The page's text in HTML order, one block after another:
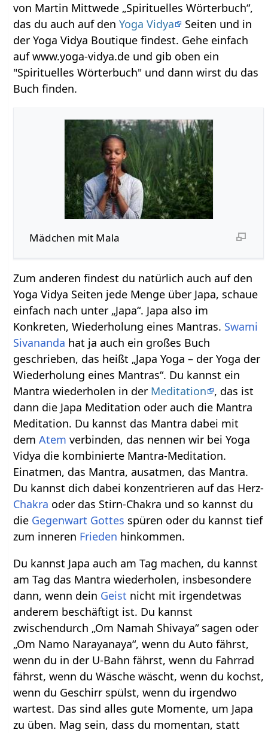
von Martin Mittwede „Spirituelles Wörterbuch“,
das du auch auf denYoga Vidya
Seiten und in
der Yoga Vidya Boutique findest. Gehe einfach
auf www.yoga-vidya.de und gib oben ein
"Spirituelles Wörterbuch" und dann wirst du das
Buch finden.
Mädchen mit Mala
Zum anderen findest du natürlich auch auf den
Yoga Vidya Seiten jede Menge über Japa, schaue
einfach nach unter „Japa“. Japa also im
Konkreten, Wiederholung eines Mantras. Swami
Sivananda hat ja auch ein großes Buch
geschrieben, das heißt „Japa Yoga – der Yoga der
Wiederholung eines Mantras“. Du kannst ein
Mantra wiederholen in der Meditation
, das ist
dann die Japa Meditation oder auch die Mantra
Meditation. Du kannst das Mantra dabei mit
demAtem verbinden, das nennen wir bei Yoga
Vidya die kombinierte Mantra-Meditation.
Einatmen, das Mantra, ausatmen, das Mantra.
Du kannst dich dabei konzentrieren auf das Herz-
Chakra oder das Stirn-Chakra und so kannst du
die Gegenwart Gottes spüren oder du kannst tief
zum inneren Frieden hinkommen.
Du kannst Japa auch am Tag machen, du kannst
am Tag das Mantra wiederholen, insbesondere
dann, wenn dein Geist nicht mit irgendetwas
anderem beschäftigt ist. Du kannst
zwischendurch „Om Namah Shivaya“ sagen oder
„Om Namo Narayanaya“, wenn du Auto fährst,
wenn du in der U-Bahn fährst, wenn du Fahrrad
fährst, wenn du Wäsche wäscht, wenn du kochst,
wenn du Geschirr spülst, wenn du irgendwo
wartest. Das sind alles gute Momente, um Japa
zu üben. Mag sein, dass du momentan, statt